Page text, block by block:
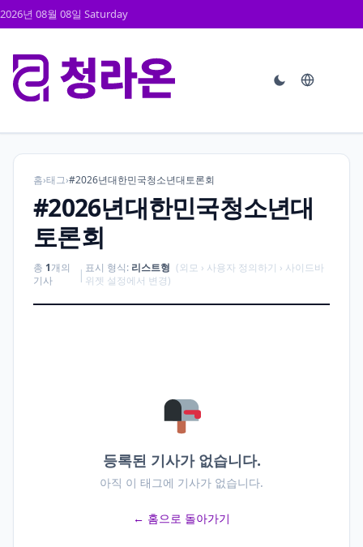
2026년 08월 08일 Saturday
홈›태그›#2026년대한민국청소년대토론회
#2026년대한민국청소년대
토론회
총 1개의
기사
| 표시 형식: 리스트형 (외모 › 사용자 정의하기 › 사이드바
위젯 설정에서 변경)
등록된 기사가 없습니다.
아직 이 태그에 기사가 없습니다.
← 홈으로 돌아가기